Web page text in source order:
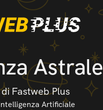
Astrale
Fastweb Plus
Artificiale